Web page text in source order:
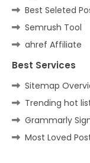
Best Seleted
Semrush Tool
ahref Affiliate
Best Services
Sitemap
Trending hot
Grammarly
Most Loved